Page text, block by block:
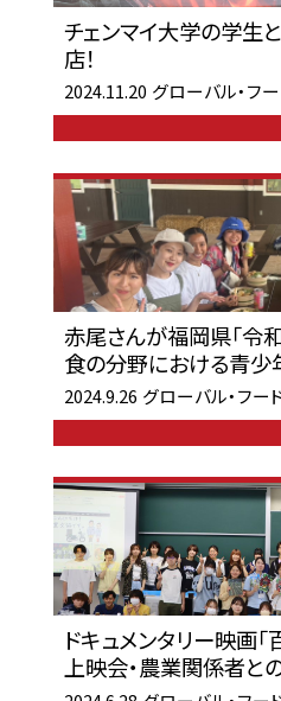
チェンマイ大学の学生
店！
2024.11.20 グローバル・フ
赤尾さんが福岡県「令
食の分野における青少
2024.9.26 グローバル・フー
ドキュメンタリー映画
上映会・農業関係者と